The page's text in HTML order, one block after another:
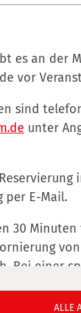
es an der
vor
sind
unter
per E-Mail.
30
Bei einer
gestellt.
ALLE